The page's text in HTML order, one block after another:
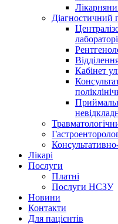
Діагностичний
Кабінет
Лікарі
Послуги
Платні
Послуги НСЗУ
Новини
Контакти
Для пацієнтів